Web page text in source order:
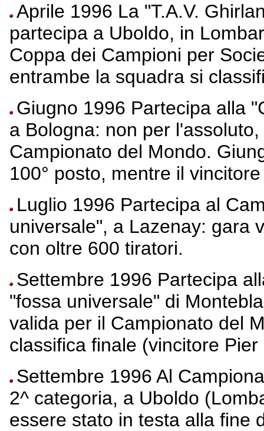
Aprile 1996 La "T.A.V.
partecipa a Uboldo, in
Coppa dei Campioni per
entrambe la squadra si
Giugno 1996 Partecipa alla
a Bologna: non per
Campionato del Mondo.
100° posto, mentre il
Luglio 1996 Partecipa al
universale", a Lazenay: gara
con oltre 600 tiratori.
Settembre 1996 Partecipa
"fossa universale" di
valida per il Campionato del
classifica finale (vincitore
Settembre 1996 Al
2^ categoria, a Uboldo
essere stato in testa alla fine